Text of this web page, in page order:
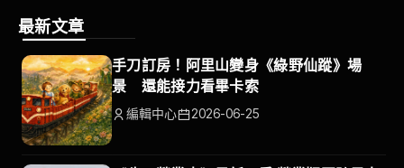
最新文章
手刀訂房！阿里山變身《綠野仙蹤》場
景 還能接力看畢卡索
編輯中心 2026-06-25